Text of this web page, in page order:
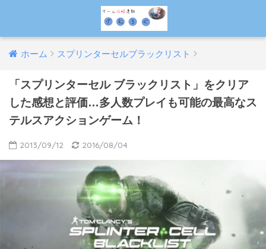
ホーム スプリンターセルブラックリスト
「スプリンターセル ブラックリスト」をクリア
した感想と評価…多人数プレイも可能の最高なス
テルスアクションゲーム！
2013/09/12 2016/08/04